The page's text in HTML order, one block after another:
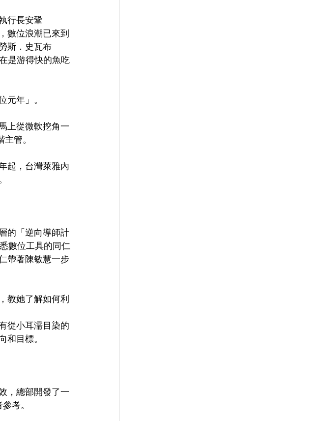
行長安鞏
數位浪潮已來到
斯．史瓦布
是游得快的魚吃
元年」。
上從微軟挖角一
管。
起，台灣萊雅內
的「逆向導師計
數位工具的同仁
帶著陳敏慧一步
教她了解如何利
從小耳濡目染的
目標。
，總部開發了一
考。